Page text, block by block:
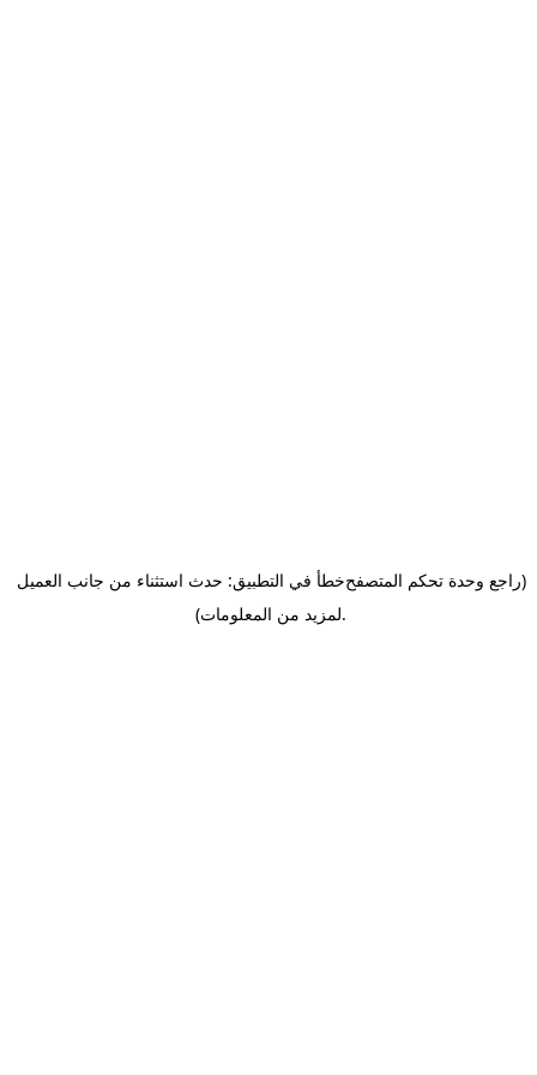
خطأ في التطبيق: حدث استثناء من جانب العميل(راجع وحدة تحكم المتصفح
لمزيد من المعلومات).